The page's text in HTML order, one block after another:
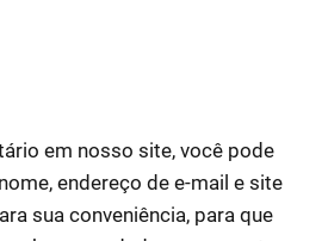
em nosso site, você pode
endereço de e-mail e site
sua conveniência, para que